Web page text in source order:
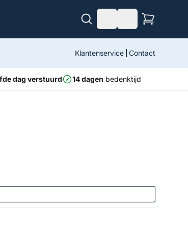
Klantenservice Contact
dag verstuurd 14 dagen bedenktijd